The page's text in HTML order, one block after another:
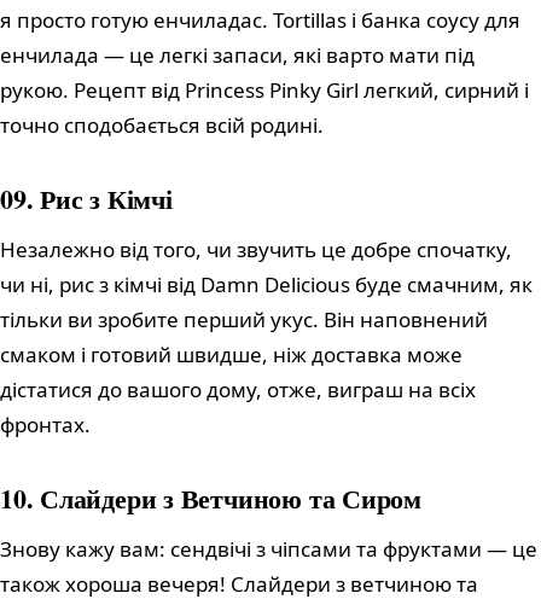
я просто готую енчиладас. Tortillas і банка соусу для
енчилада — це легкі запаси, які варто мати під
рукою. Рецепт від Princess Pinky Girl легкий, сирний і
точно сподобається всій родині.
09. Рис з Кімчі
Незалежно від того, чи звучить це добре спочатку,
чи ні, рис з кімчі від Damn Delicious буде смачним, як
тільки ви зробите перший укус. Він наповнений
смаком і готовий швидше, ніж доставка може
дістатися до вашого дому, отже, виграш на всіх
фронтах.
10. Слайдери з Ветчиною та Сиром
Знову кажу вам: сендвічі з чіпсами та фруктами — це
також хороша вечеря! Слайдери з ветчиною та